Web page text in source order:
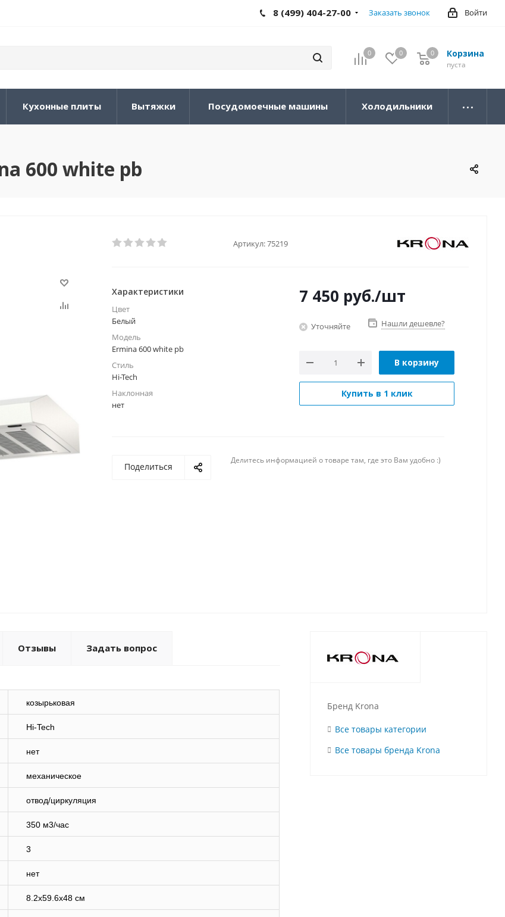
Войти
8 (499) 404-27-00 Заказать звонок
0 0 Корзина
0
пуста
0
Кухонные плиты Вытяжки Посудомоечные машины Холодильники
600 white pb
Артикул:75219
Характеристики
Цвет
Белый
Модель
Ermina 600 white pb
Стиль
Hi-Tech
Наклонная
нет
7 450 руб./шт
Уточняйте Нашли дешевле?
В корзину
Купить в 1 клик
Поделиться
Делитесь информацией о товаре там, где это Вам удобно :)
Отзывы Задать вопрос
козырьковая
Hi-Tech
нет
механическое
отвод/циркуляция
350 м3/час
3
нет
8.2x59.6x48 см
Бренд Krona
Все товары категории
Все товары бренда Krona